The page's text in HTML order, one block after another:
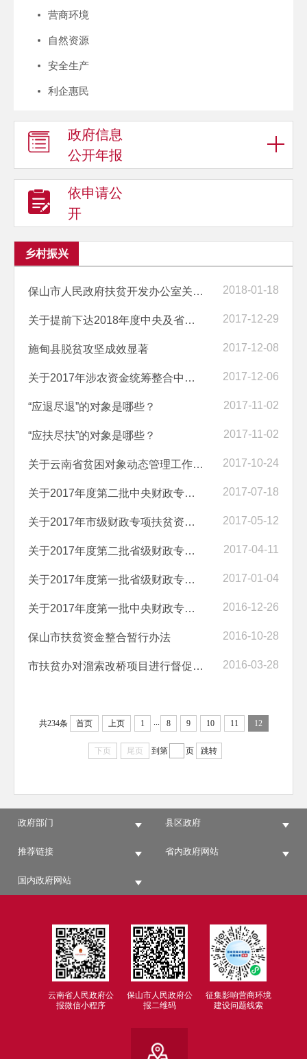
营商环境
自然资源
安全生产
利企惠民
政府信息
公开年报
依申请公
开
乡村振兴
保山市人民政府扶贫开发办公室关于拨付2017年施甸县沪滇扶贫协作项目资... 2018-01-18
关于提前下达2018年度中央及省级财政专项扶贫资金安排情况的公示 2017-12-29
施甸县脱贫攻坚成效显著 2017-12-08
关于2017年涉农资金统筹整合中央奖励资金安排情况的公示 2017-12-06
“应退尽退”的对象是哪些？ 2017-11-02
“应扶尽扶”的对象是哪些？ 2017-11-02
关于云南省贫困对象动态管理工作经费安排情况的公示 2017-10-24
关于2017年度第二批中央财政专项扶贫资金安排情况的公示 2017-07-18
关于2017年市级财政专项扶贫资金安排情况的公示 2017-05-12
关于2017年度第二批省级财政专项扶贫资金安排情况的公示 2017-04-11
关于2017年度第一批省级财政专项扶贫资金安排情况的公示 2017-01-04
关于2017年度第一批中央财政专项扶贫资金安排情况的公示 2016-12-26
保山市扶贫资金整合暂行办法 2016-10-28
市扶贫办对溜索改桥项目进行督促检查 2016-03-28
共234条 首页 上页 1 ... 8 9 10 11 12
下页 尾页 到第 页 跳转
政府部门 县区政府
推荐链接 省内政府网站
国内政府网站
云南省人民政府公
报微信小程序
保山市人民政府公
报二维码
征集影响营商环境
建设问题线索